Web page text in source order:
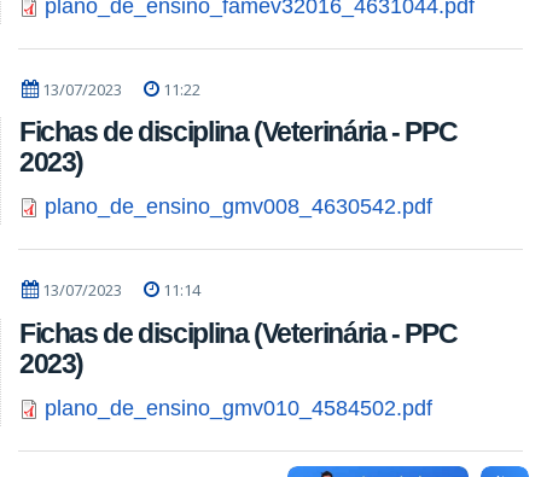
plano_de_ensino_famev32016_4631044.pdf
13/07/2023 11:22
Fichas de disciplina (Veterinária - PPC
2023)
plano_de_ensino_gmv008_4630542.pdf
13/07/2023 11:14
Fichas de disciplina (Veterinária - PPC
2023)
plano_de_ensino_gmv010_4584502.pdf